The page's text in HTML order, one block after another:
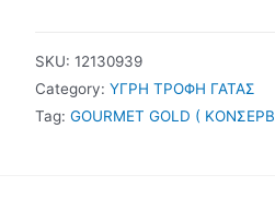
SKU: 12130939
Category: ΥΓΡΗ ΤΡΟΦΗ ΓΑΤΑΣ
Tag: GOURMET GOLD (